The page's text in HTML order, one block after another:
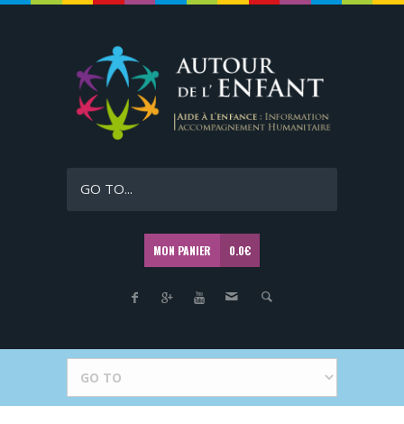
GO TO...
MON PANIER 0.0€